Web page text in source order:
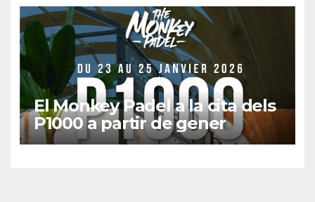
El Monkey Padel a la cita dels
P1000 a partir de gener